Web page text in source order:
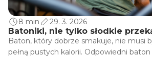
8 min 29. 3. 2026
Batoniki, nie tylko słodkie
Baton, który dobrze smakuje, nie musi
pełną pustych kalorii. Odpowiedni